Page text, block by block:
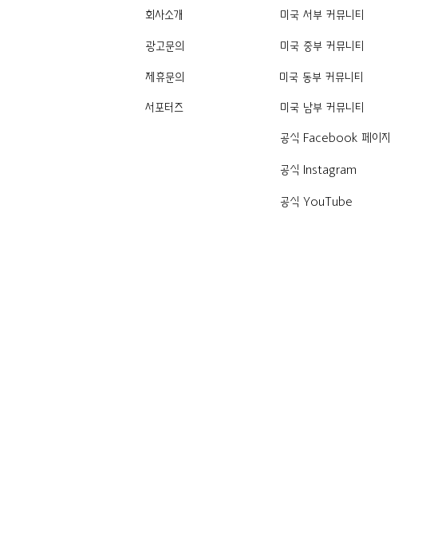
회사소개
광고문의
제휴문의
서포터즈
미국 서부 커뮤니티
미국 중부 커뮤니티
미국 동부 커뮤니티
미국 남부 커뮤니티
공식 Facebook 페이지
공식 Instagram
공식 YouTube